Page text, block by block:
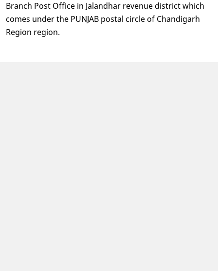
Branch Post Office in Jalandhar revenue district which
comes under the PUNJAB postal circle of Chandigarh
Region region.